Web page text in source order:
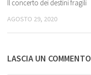
Il concerto dei destini fragili
AGOSTO 29, 2020
LASCIA UN COMMENTO